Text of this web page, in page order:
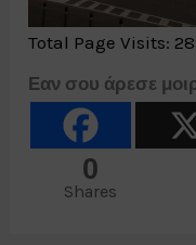
Total Page Visits:
Εαν σου άρεσε
0
Shares